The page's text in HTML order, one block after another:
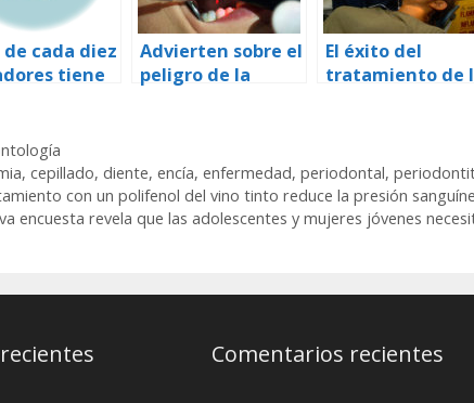
de cada diez
tiene
Advierten sobre el
peligro de la
El éxito del
tratamiento de
incidencia de
nacimientos
prematuros
, cepillado, diente, encía, enfermedad, periodontal,
con un polifenol del vino tinto reduce la presión
encuesta revela que las adolescentes y mujeres jóvenes
Comentarios recientes